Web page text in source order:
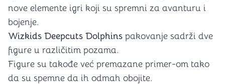
nove elemente igri koji su spremni za avanturu i
bojenje.
Wizkids Deepcuts Dolphins pakovanje sadrži dve
figure u različitim pozama.
Figure su takođe već premazane primer-om tako
da su spemne da ih odmah obojite.